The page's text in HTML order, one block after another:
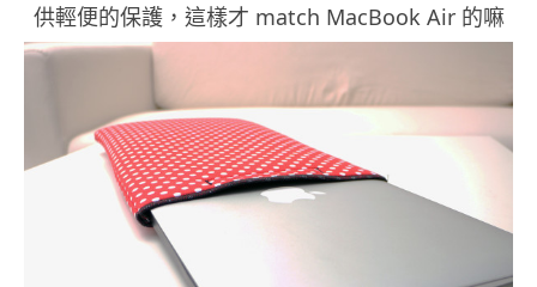
供輕便的保護，這樣才 match MacBook Air 的嘛